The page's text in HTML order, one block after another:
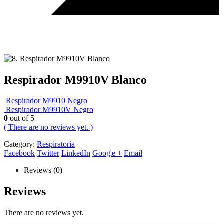
Respirador M9910V Blanco
Respirador M9910 Negro
Respirador M9910V Negro
0 out of 5
( There are no reviews yet. )
Category: Respiratoria
Facebook Twitter LinkedIn Google + Email
Reviews (0)
Reviews
There are no reviews yet.